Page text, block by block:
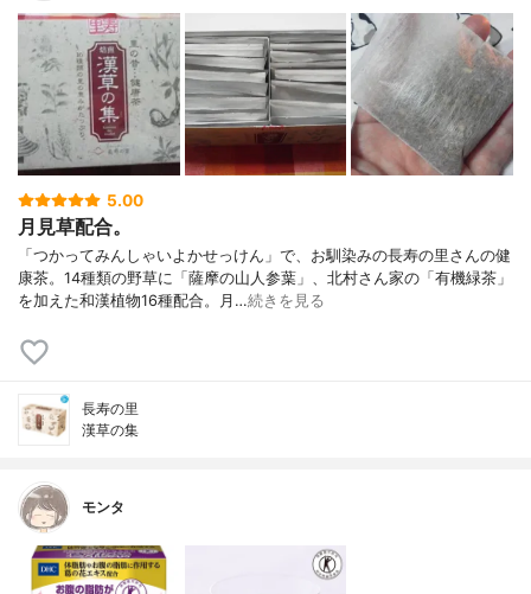
5.00
月見草配合。
「つかってみんしゃいよかせっけん」で、お馴染みの長寿の里さんの健
康茶。14種類の野草に「薩摩の山人参葉」、北村さん家の「有機緑茶」
を加えた和漢植物16種配合。月…続きを見る
長寿の里
漢草の集
モンタ